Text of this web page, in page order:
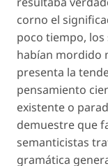
corno el
poco tiempo,
habían mordido
presenta la
pensamiento
existente o
demuestre que
semanticistas
gramática